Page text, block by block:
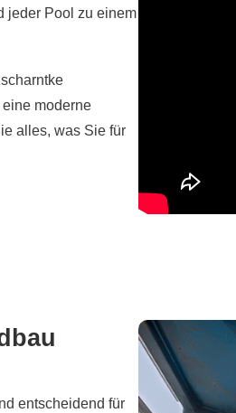
jeder Pool zu einem
moderne
alles, was Sie für
entscheidend für